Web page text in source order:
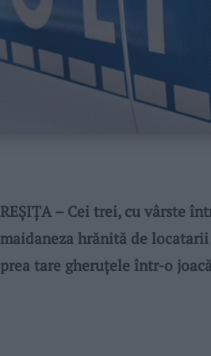
REȘIȚA – Cei trei, cu vârste
maidaneza hrănită de
prea tare gheruțele într-o